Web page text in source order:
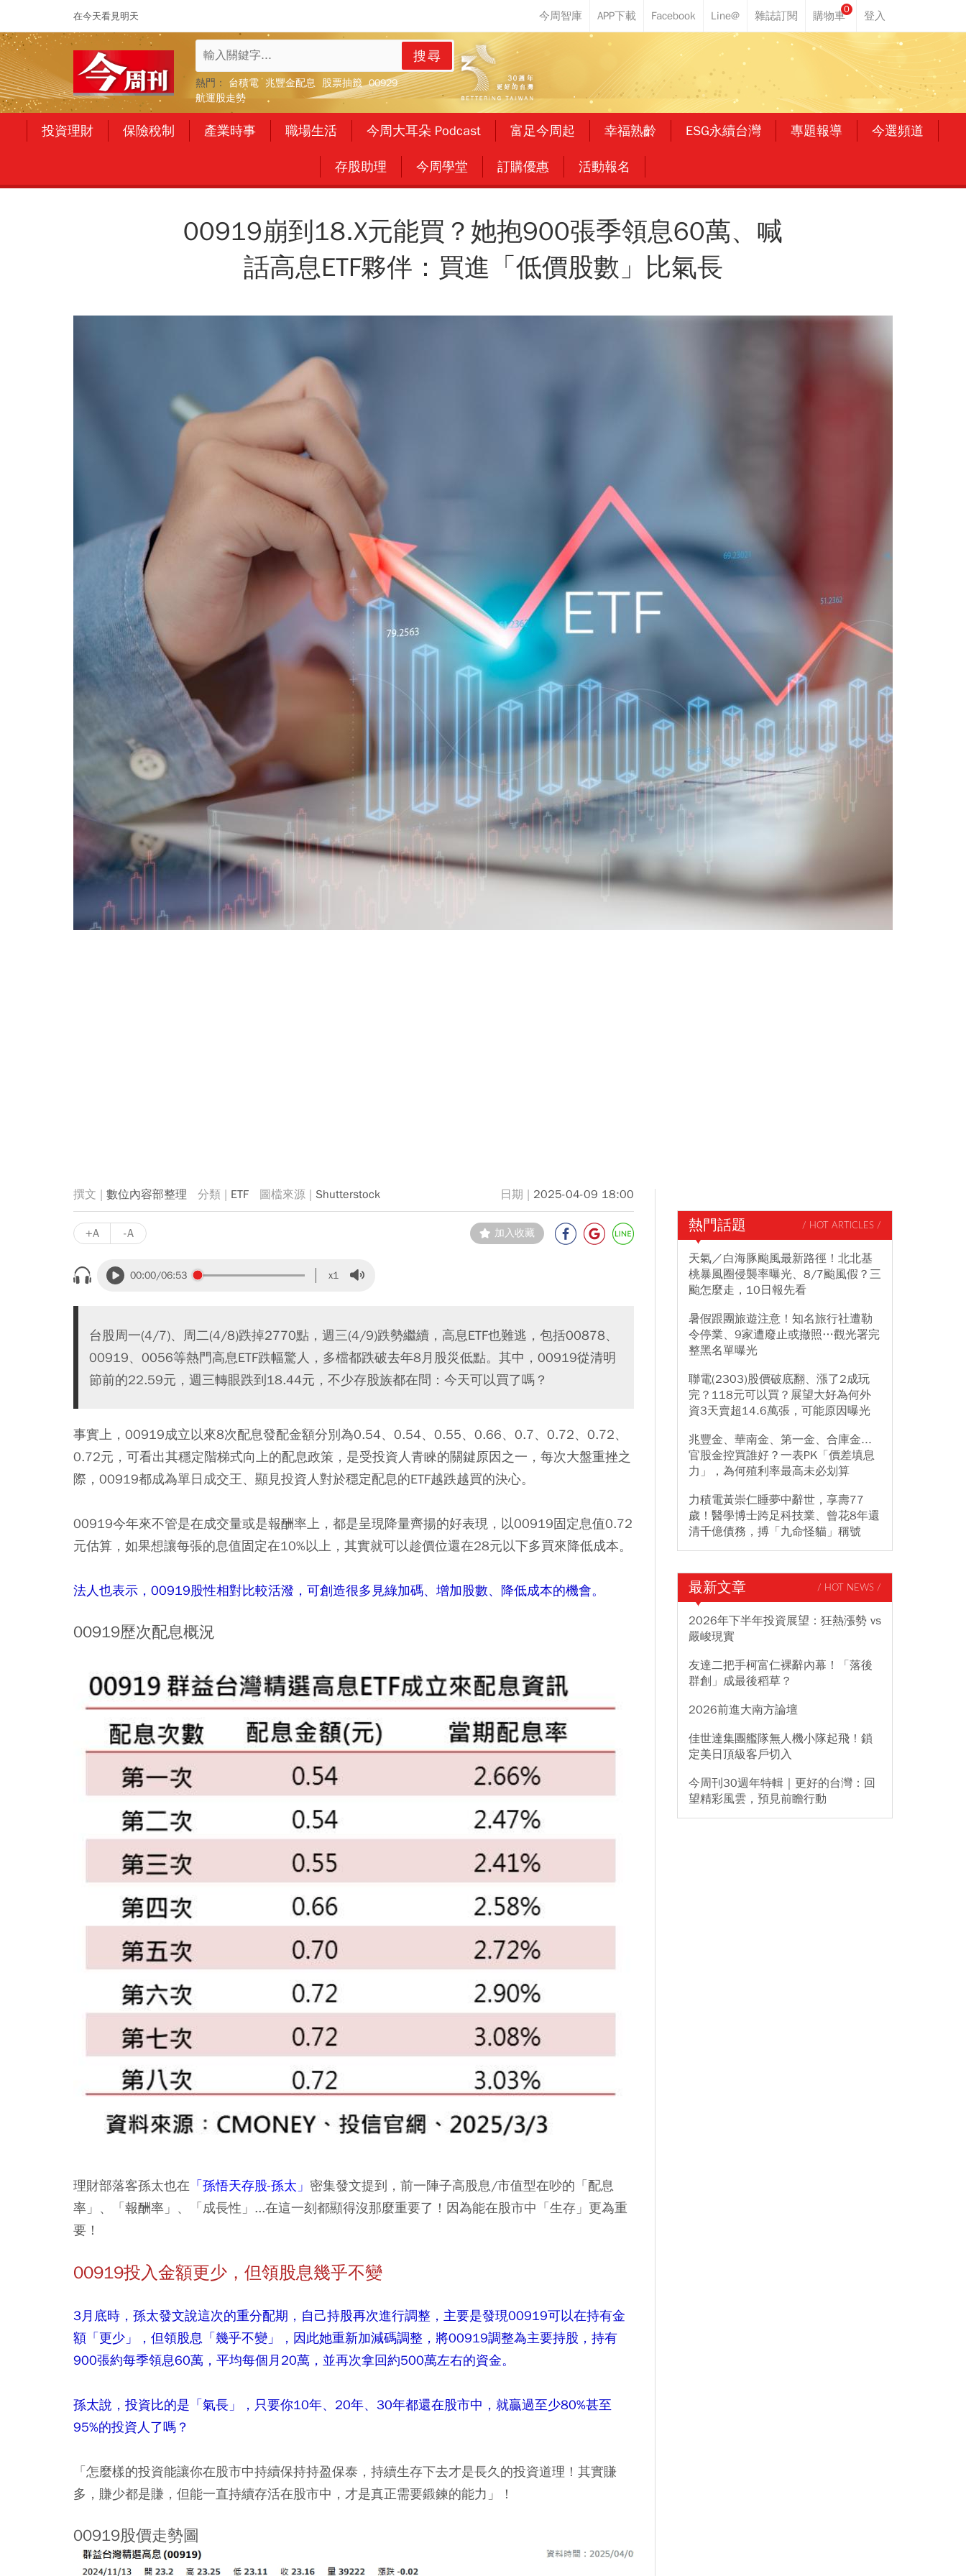
在今天看見明天
0
搜尋
熱門： 台積電 兆豐金配息 股票抽籤 00929
航運股走勢
投資理財 保險稅制 產業時事 職場生活 今周大耳朵 Podcast 富足今周起 幸福熟齡 ESG永續台灣 專題報導 今選頻道
存股助理 今周學堂 訂購優惠 活動報名
00919崩到18.X元能買？她抱900張季領息60萬、喊
話高息ETF夥伴：買進「低價股數」比氣長
數位內容部整理 ETF Shutterstock 2025-04-09 18:00
+A -A 加入收藏
00:00/06:53 x1
台股周一(4/7)、周二(4/8)跌掉2770點，週三(4/9)跌勢繼續，高息ETF也難逃，包括00878、
00919、0056等熱門高息ETF跌幅驚人，多檔都跌破去年8月股災低點。其中，00919從清明
節前的22.59元，週三轉眼跌到18.44元，不少存股族都在問：今天可以買了嗎？
事實上，00919成立以來8次配息發配金額分別為0.54、0.54、0.55、0.66、0.7、0.72、0.72、
0.72元，可看出其穩定階梯式向上的配息政策，是受投資人青睞的關鍵原因之一，每次大盤重挫之
際，00919都成為單日成交王、顯見投資人對於穩定配息的ETF越跌越買的決心。
00919今年來不管是在成交量或是報酬率上，都是呈現降量齊揚的好表現，以00919固定息值0.72
元估算，如果想讓每張的息值固定在10%以上，其實就可以趁價位還在28元以下多買來降低成本。
法人也表示，00919股性相對比較活潑，可創造很多見綠加碼、增加股數、降低成本的機會。
00919歷次配息概況
理財部落客孫太也在 「孫悟天存股-孫太」 密集發文提到，前一陣子高股息/市值型在吵的「配息
率」、「報酬率」、「成長性」...在這一刻都顯得沒那麼重要了！因為能在股市中「生存」更為重
要！
00919投入金額更少，但領股息幾乎不變
3月底時，孫太發文說這次的重分配期，自己持股再次進行調整，主要是發現00919可以在持有金
額「更少」，但領股息「幾乎不變」，因此她重新加減碼調整，將00919調整為主要持股，持有
900張約每季領息60萬，平均每個月20萬，並再次拿回約500萬左右的資金。
孫太說，投資比的是「氣長」，只要你10年、20年、30年都還在股市中，就贏過至少80%甚至
95%的投資人了嗎？
「怎麼樣的投資能讓你在股市中持續保持持盈保泰，持續生存下去才是長久的投資道理！其實賺
多，賺少都是賺，但能一直持續存活在股市中，才是真正需要鍛鍊的能力」！
00919股價走勢圖
熱門話題 / HOT ARTICLES /
天氣／白海豚颱風最新路徑！北北基
桃暴風圈侵襲率曝光、8/7颱風假？三
颱怎麼走，10日報先看
暑假跟團旅遊注意！知名旅行社遭勒
令停業、9家遭廢止或撤照…觀光署完
整黑名單曝光
聯電(2303)股價破底翻、漲了2成玩
完？118元可以買？展望大好為何外
資3天賣超14.6萬張，可能原因曝光
兆豐金、華南金、第一金、合庫金...
官股金控買誰好？一表PK「價差填息
力」，為何殖利率最高未必划算
力積電黃崇仁睡夢中辭世，享壽77
歲！醫學博士跨足科技業、曾花8年還
清千億債務，搏「九命怪貓」稱號
最新文章 / HOT NEWS /
2026年下半年投資展望：狂熱漲勢 vs
嚴峻現實
友達二把手柯富仁裸辭內幕！「落後
群創」成最後稻草？
2026前進大南方論壇
佳世達集團艦隊無人機小隊起飛！鎖
定美日頂級客戶切入
今周刊30週年特輯｜更好的台灣：回
望精彩風雲，預見前瞻行動